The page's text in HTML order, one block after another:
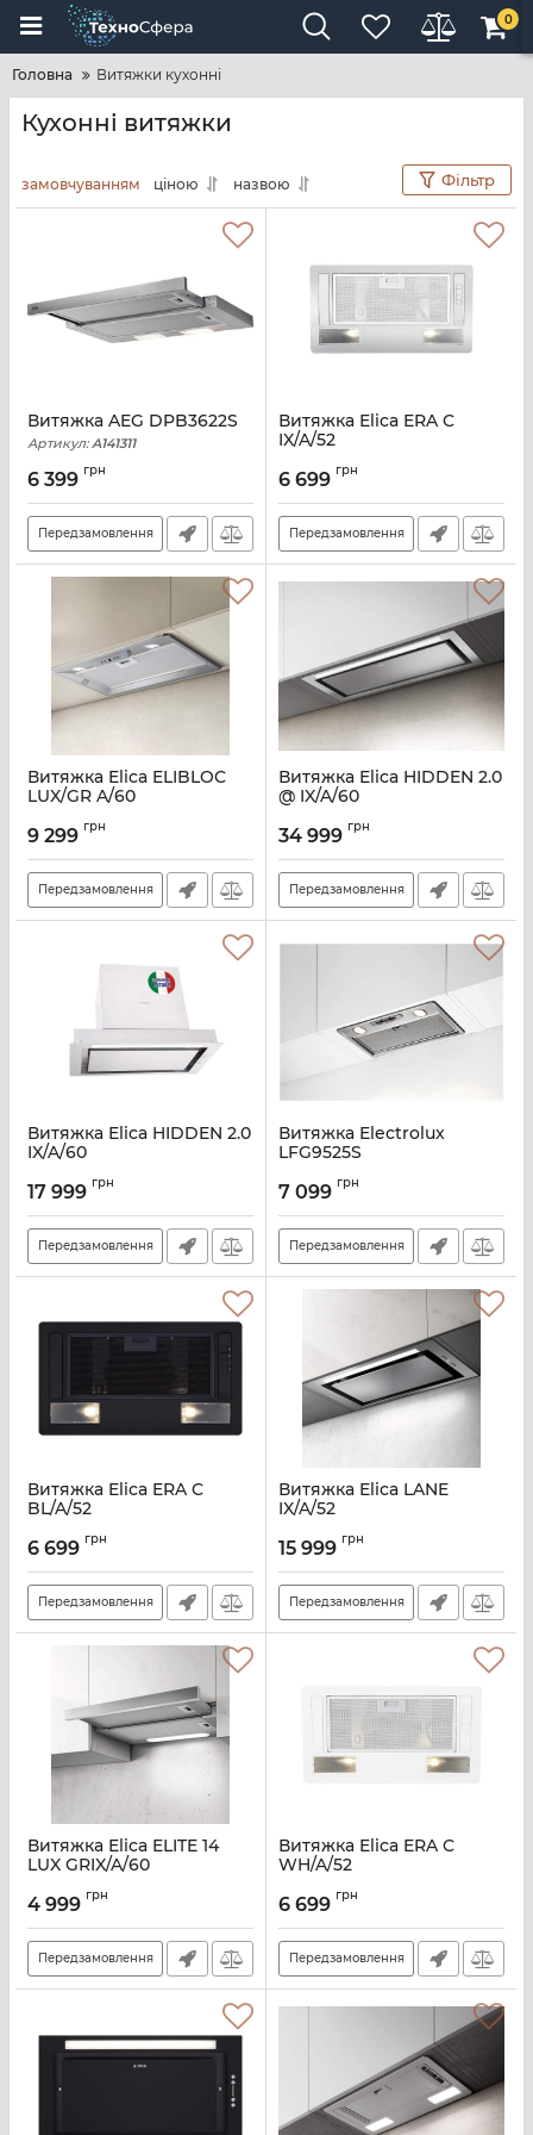
0
Головна Витяжки кухонні
Кухонні витяжки
замовчуванням ціною назвою Фільтр
Витяжка AEG DPB3622S
Артикул:A141311
6 399 грн
Передзамовлення
Витяжка Elica ERA C
IX/A/52
6 699 грн
Передзамовлення
Витяжка Elica ELIBLOC
LUX/GR A/60
9 299 грн
Передзамовлення
Витяжка Elica HIDDEN 2.0
@ IX/A/60
34 999 грн
Передзамовлення
Витяжка Elica HIDDEN 2.0
IX/A/60
17 999 грн
Передзамовлення
Витяжка Electrolux
LFG9525S
7 099 грн
Передзамовлення
Витяжка Elica ERA C
BL/A/52
6 699 грн
Передзамовлення
Витяжка Elica LANE
IX/A/52
15 999 грн
Передзамовлення
Витяжка Elica ELITE 14
LUX GRIX/A/60
4 999 грн
Передзамовлення
Витяжка Elica ERA C
WH/A/52
6 699 грн
Передзамовлення